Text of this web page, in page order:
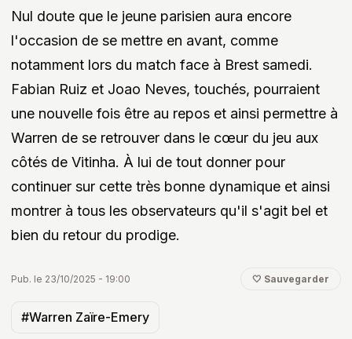
Nul doute que le jeune parisien aura encore
l'occasion de se mettre en avant, comme
notamment lors du match face à Brest samedi.
Fabian Ruiz et Joao Neves, touchés, pourraient
une nouvelle fois être au repos et ainsi permettre à
Warren de se retrouver dans le cœur du jeu aux
côtés de Vitinha. À lui de tout donner pour
continuer sur cette très bonne dynamique et ainsi
montrer à tous les observateurs qu'il s'agit bel et
bien du retour du prodige.
Pub. le 23/10/2025 - 19:00 🤍 Sauvegarder
#Warren Zaïre-Emery